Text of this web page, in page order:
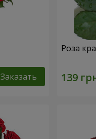
Заказать
Роза